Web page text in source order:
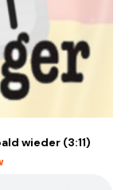
wieder (3:11)